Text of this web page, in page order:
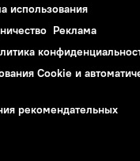
использования
Реклама
Cookie и
рекомендательных